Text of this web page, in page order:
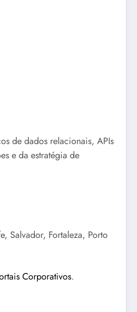
de dados relacionais, APIs
e da estratégia de
Salvador, Fortaleza, Porto
Corporativos.